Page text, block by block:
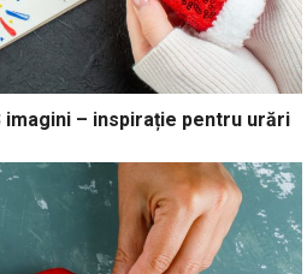
imagini – inspirație pentru urări